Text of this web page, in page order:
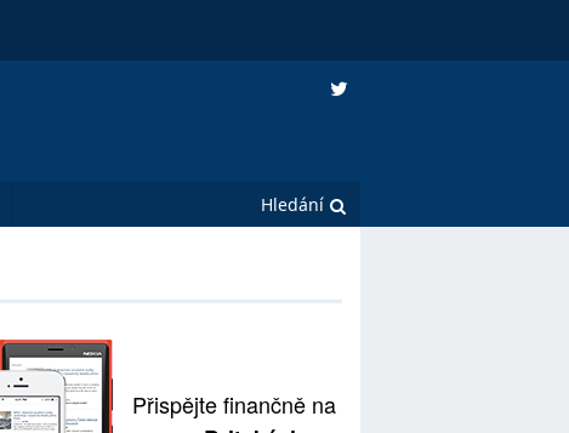
Přispějte finančně na